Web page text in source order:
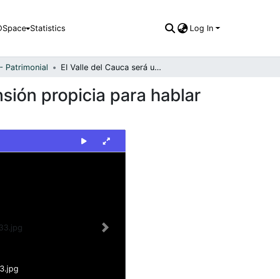
Statistics Log In
Patrimonial El Valle del Cauca será una zona de distensión propicia para hablar de Paz
propicia para hablar
Next